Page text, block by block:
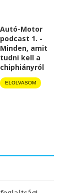
Autó-Motor
podcast 1. -
Minden, amit
tudni kell a
chiphiányról
ELOLVASOM